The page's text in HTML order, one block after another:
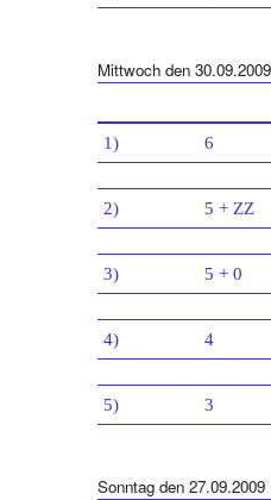
Mittwoch den 30.09.2009
1) 6
2) 5 + ZZ
3) 5 + 0
4) 4
5) 3
Sonntag den 27.09.2009